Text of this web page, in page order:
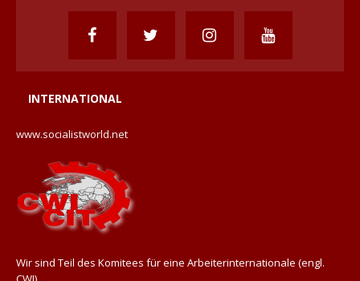
INTERNATIONAL
www.socialistworld.net
Wir sind Teil des Komitees für eine Arbeiterinternationale (engl.